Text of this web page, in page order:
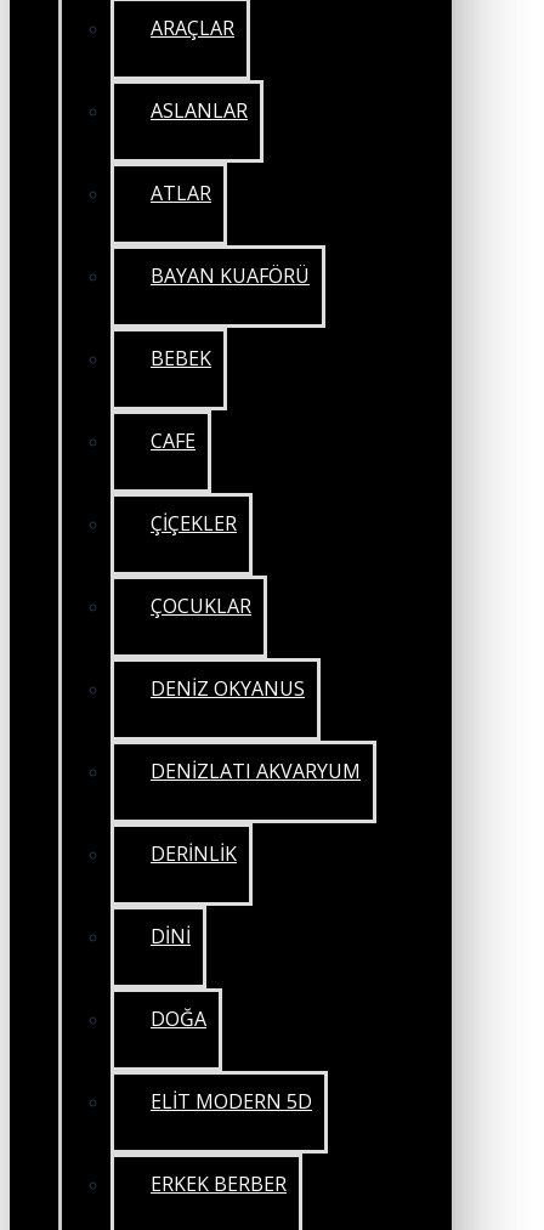
ARAÇLAR
ASLANLAR
ATLAR
BAYAN KUAFÖRÜ
BEBEK
CAFE
ÇİÇEKLER
ÇOCUKLAR
DENİZ OKYANUS
DENİZLATI AKVARYUM
DERİNLİK
DİNİ
DOĞA
ELİT MODERN 5D
ERKEK BERBER